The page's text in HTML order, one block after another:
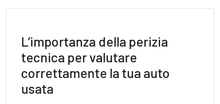
L’importanza della perizia
tecnica per valutare
correttamente la tua auto
usata